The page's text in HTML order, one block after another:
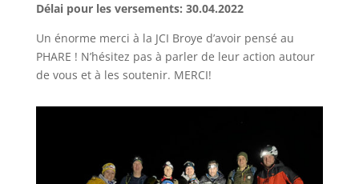
Délai pour les versements: 30.04.2022
Un énorme merci à la JCI Broye d’avoir pensé au
PHARE ! N’hésitez pas à parler de leur action autour
de vous et à les soutenir. MERCI!